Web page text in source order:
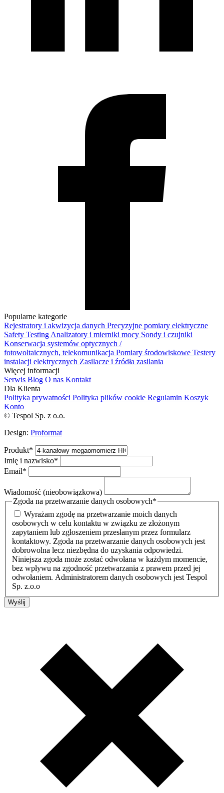
Popularne kategorie
Rejestratory i akwizycja danych Precyzyjne pomiary elektryczne
Safety TestingAnalizatory i mierniki mocy Sondy i czujniki
Konserwacja systemów optycznych /
fotowoltaicznych, telekomunikacja Pomiary środowiskowe Testery
instalacji elektrycznych Zasilacze i źródła zasilania
Więcej informacji
Serwis Blog O nas Kontakt
Dla Klienta
Polityka prywatności Polityka plików cookie Regulamin Koszyk
Konto
© Tespol Sp. z o.o.
Design: Proformat
Produkt*
Imię i nazwisko*
Email*
Wiadomość (nieobowiązkowa)
Zgoda na przetwarzanie danych osobowych*
Wyrażam zgodę na przetwarzanie moich danych
osobowych w celu kontaktu w związku ze złożonym
zapytaniem lub zgłoszeniem przesłanym przez formularz
kontaktowy. Zgoda na przetwarzanie danych osobowych jest
dobrowolna lecz niezbędna do uzyskania odpowiedzi.
Niniejsza zgoda może zostać odwołana w każdym momencie,
bez wpływu na zgodność przetwarzania z prawem przed jej
odwołaniem. Administratorem danych osobowych jest Tespol
Sp. z.o.o
Wyślij